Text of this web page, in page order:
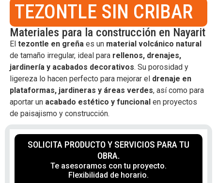
TEZONTLE SIN CRIBAR
Materiales para la construcción en Nayarit
El tezontle en greña es un material volcánico natural
de tamaño irregular, ideal para rellenos, drenajes,
jardinería y acabados decorativos. Su porosidad y
ligereza lo hacen perfecto para mejorar el drenaje en
plataformas, jardineras y áreas verdes, así como para
aportar un acabado estético y funcional en proyectos
de paisajismo y construcción.
SOLICITA PRODUCTO Y SERVICIOS PARA TU
OBRA.
Te asesoramos con tu proyecto.
Flexibilidad de horario.